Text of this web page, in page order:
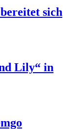
sich
Lily“ in